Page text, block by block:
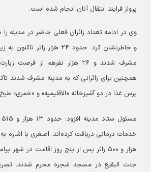
پرواز فرایند انتقال آنان انجام شده است.
و خاطرنشان کرد: حدود ۲۴ هزار زائر
مشرف شدند و ۲۶ هزار نفرهم از فرصت
پرس غذا در دو آشپزخانه «الاقلیمیه» و «خمری»
خدمات درمانی دریافت کرده‌اند.
هزار و ۵۰۰ زائر پس از پنج روز اقامت در شهر
جنت البقیع در مسجد شجره محرم شدند، تصریح